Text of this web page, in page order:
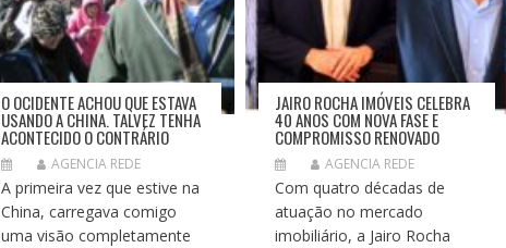
O OCIDENTE ACHOU QUE ESTAVA
USANDO A CHINA. TALVEZ TENHA
ACONTECIDO O CONTRÁRIO
AGENCIA REDE
A primeira vez que estive na
China, carregava comigo
uma visão completamente
JAIRO ROCHA IMÓVEIS CELEBRA
40 ANOS COM NOVA FASE E
COMPROMISSO RENOVADO
AGENCIA REDE
Com quatro décadas de
atuação no mercado
imobiliário, a Jairo Rocha